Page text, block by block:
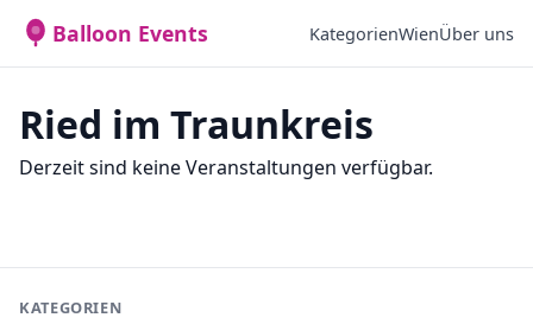
Balloon Events KategorienWienÜber uns
Ried im Traunkreis
Derzeit sind keine Veranstaltungen verfügbar.
KATEGORIEN